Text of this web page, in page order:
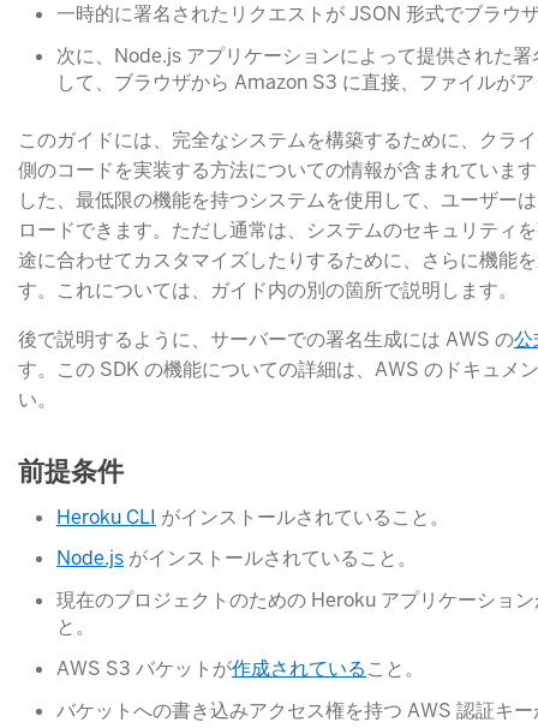
一時的に署名されたリクエストが JSON 形式でブラウ
次に、Node.js アプリケーションによって提供された
して、ブラウザから Amazon S3 に直接、ファイルが
このガイドには、完全なシステムを構築するために、クラ
側のコードを実装する方法についての情報が含まれていま
した、最低限の機能を持つシステムを使用して、ユーザー
ロードできます。ただし通常は、システムのセキュリティ
途に合わせてカスタマイズしたりするために、さらに機能
す。これについては、ガイド内の別の箇所で説明します。
後で説明するように、サーバーでの署名生成には AWS の公
す。この SDK の機能についての詳細は、AWS のドキュメ
い。
前提条件
Heroku CLI ​ がインストールされていること。
Node.js ​ がインストールされていること。
現在のプロジェクトのための Heroku アプリケーショ
と。
AWS S3 バケットが作成されている​こと。
バケットへの書き込みアクセス権を持つ AWS 認証キ